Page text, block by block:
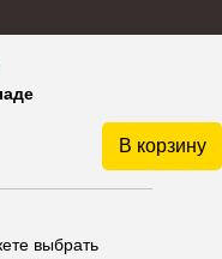
В корзину
выбрать